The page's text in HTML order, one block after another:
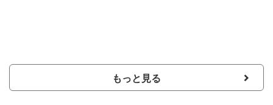
もっと見る